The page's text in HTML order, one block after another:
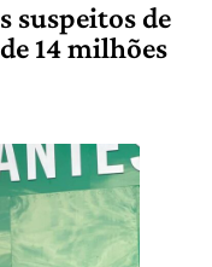
suspeitos de
14 milhões